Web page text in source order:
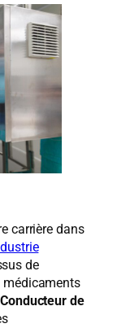
carrière dans
de
médicaments
Conducteur de